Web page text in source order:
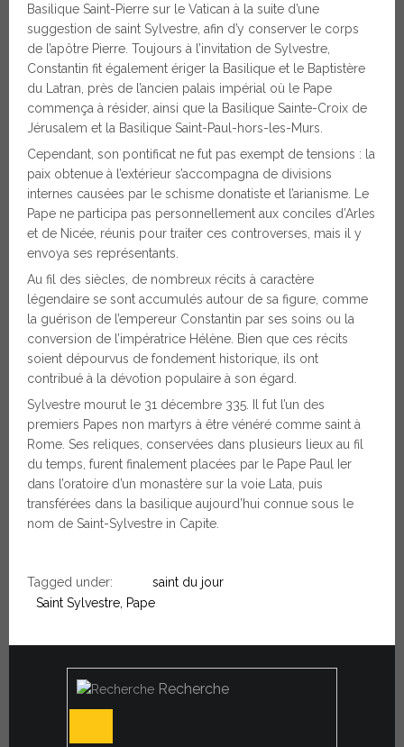
Basilique Saint-Pierre sur le Vatican à la suite d’une
suggestion de saint Sylvestre, afin d’y conserver le corps
de l’apôtre Pierre. Toujours à l’invitation de Sylvestre,
Constantin fit également ériger la Basilique et le Baptistère
du Latran, près de l’ancien palais impérial où le Pape
commença à résider, ainsi que la Basilique Sainte-Croix de
Jérusalem et la Basilique Saint-Paul-hors-les-Murs.
Cependant, son pontificat ne fut pas exempt de tensions : la
paix obtenue à l’extérieur s’accompagna de divisions
internes causées par le schisme donatiste et l’arianisme. Le
Pape ne participa pas personnellement aux conciles d’Arles
et de Nicée, réunis pour traiter ces controverses, mais il y
envoya ses représentants.
Au fil des siècles, de nombreux récits à caractère
légendaire se sont accumulés autour de sa figure, comme
la guérison de l’empereur Constantin par ses soins ou la
conversion de l’impératrice Hélène. Bien que ces récits
soient dépourvus de fondement historique, ils ont
contribué à la dévotion populaire à son égard.
Sylvestre mourut le 31 décembre 335. Il fut l’un des
premiers Papes non martyrs à être vénéré comme saint à
Rome. Ses reliques, conservées dans plusieurs lieux au fil
du temps, furent finalement placées par le Pape Paul Ier
dans l’oratoire d’un monastère sur la voie Lata, puis
transférées dans la basilique aujourd’hui connue sous le
nom de Saint-Sylvestre in Capite.
Tagged under:
saint du jour
Saint Sylvestre, Pape
Recherche